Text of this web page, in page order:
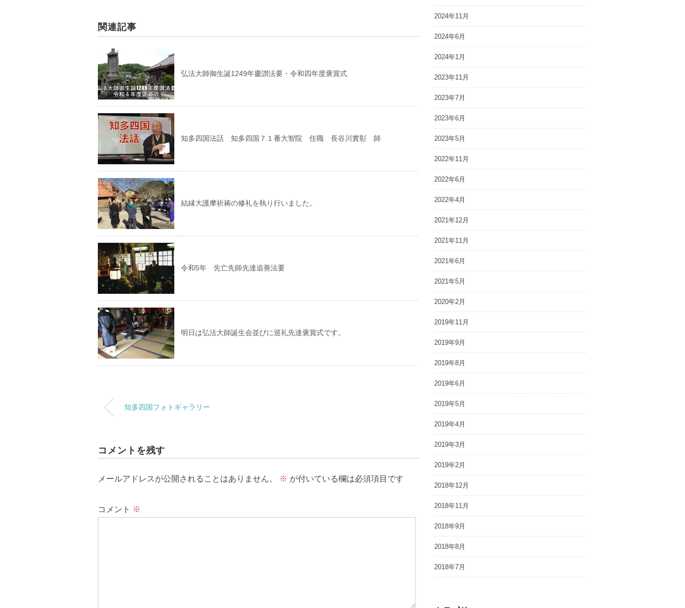
関連記事
弘法大師御生誕1249年慶讃法要・令和四年度褒賞式
知多四国法話 知多四国７１番大智院 住職 長谷川實彰 師
結縁大護摩祈祷の修礼を執り行いました。
令和5年 先亡先師先達追善法要
明日は弘法大師誕生会並びに巡礼先達褒賞式です。
知多四国フォトギャラリー
コメントを残す
メールアドレスが公開されることはありません。 ※ が付いている欄は必須項目です
コメント ※
2024年11月
2024年6月
2024年1月
2023年11月
2023年7月
2023年6月
2023年5月
2022年11月
2022年6月
2022年4月
2021年12月
2021年11月
2021年6月
2021年5月
2020年2月
2019年11月
2019年9月
2019年8月
2019年6月
2019年5月
2019年4月
2019年3月
2019年2月
2018年12月
2018年11月
2018年9月
2018年8月
2018年7月